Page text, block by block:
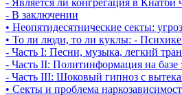
- В заключении
• Неопятидесятнические секты:
• То ли люди, то ли куклы: - Психике
- Часть I: Песни, музыка, легкий
- Часть II: Политинформация на базе
- Часть III: Шоковый гипноз с
• Секты и проблема